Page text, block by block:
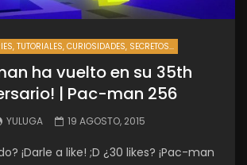
TUTORIALES, CURIOSIDADES, SECRETOS...
ha vuelto en su 35th
| Pac-man 256
YULUGA 19 AGOSTO, 2015
¡Darle a like! ;D ¿30 likes? ¡Pac-man